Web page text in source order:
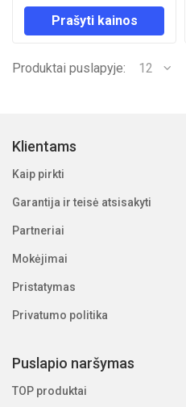
Prašyti kainos
Produktai puslapyje: 12
Klientams
Kaip pirkti
Garantija ir teisė atsisakyti
Partneriai
Mokėjimai
Pristatymas
Privatumo politika
Puslapio naršymas
TOP produktai